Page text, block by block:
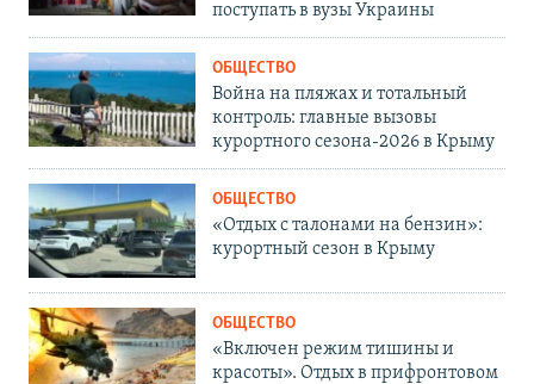
поступать в вузы Украины
ОБЩЕСТВО
Война на пляжах и тотальный
контроль: главные вызовы
курортного сезона-2026 в Крыму
ОБЩЕСТВО
«Отдых с талонами на бензин»:
курортный сезон в Крыму
ОБЩЕСТВО
«Включен режим тишины и
красоты». Отдых в прифронтовом